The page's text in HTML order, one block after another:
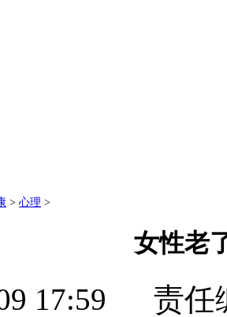
> 心理 >
女性老
09 17:59 责